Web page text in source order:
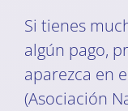
Si tienes
algún pago,
aparezca en
(Asociación